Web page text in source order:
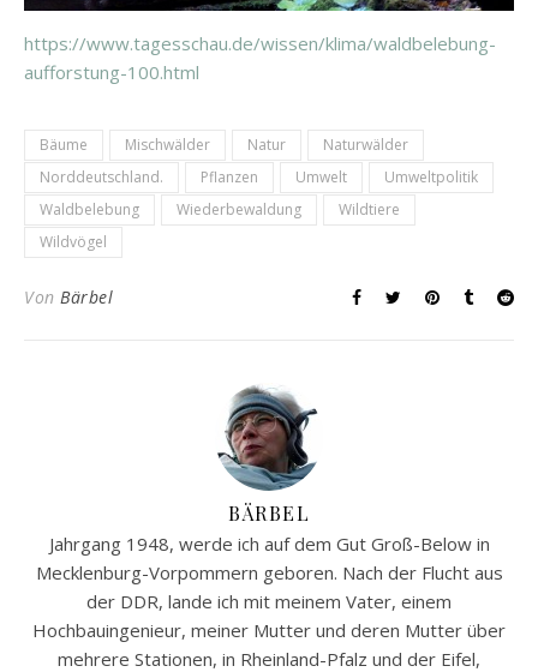
https://www.tagesschau.de/wissen/klima/waldbelebung-
aufforstung-100.html
Bäume Mischwälder Natur
Naturwälder
Norddeutschland.
Pflanzen Umwelt
Umweltpolitik
Waldbelebung
Wiederbewaldung
Wildtiere
Wildvögel
Von Bärbel
BÄRBEL
Jahrgang 1948, werde ich auf dem Gut Groß-Below in
Mecklenburg-Vorpommern geboren. Nach der Flucht aus
der DDR, lande ich mit meinem Vater, einem
Hochbauingenieur, meiner Mutter und deren Mutter über
mehrere Stationen, in Rheinland-Pfalz und der Eifel,